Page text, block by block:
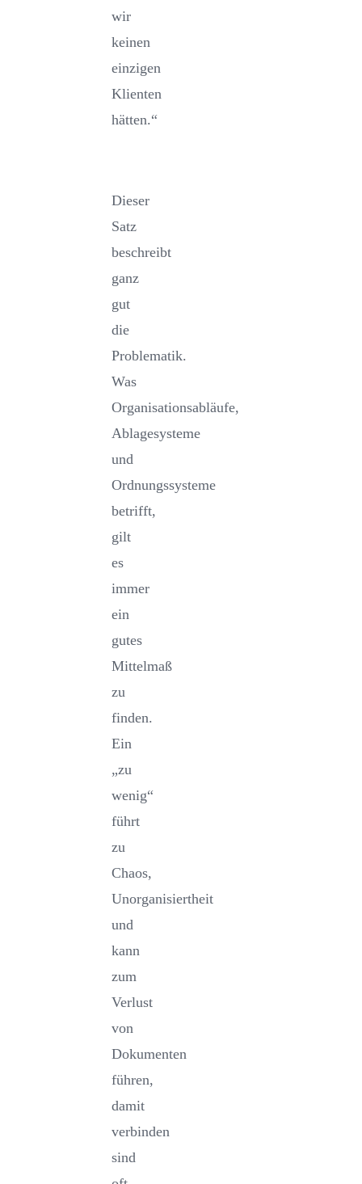
wir
keinen
einzigen
Klienten
hätten.“
Dieser
Satz
beschreibt
ganz
gut
die
Problematik.
Was
Organisationsabläufe,
Ablagesysteme
und
Ordnungssysteme
betrifft,
gilt
es
immer
ein
gutes
Mittelmaß
zu
finden.
Ein
„zu
wenig“
führt
zu
Chaos,
Unorganisiertheit
und
kann
zum
Verlust
von
Dokumenten
führen,
damit
verbinden
sind